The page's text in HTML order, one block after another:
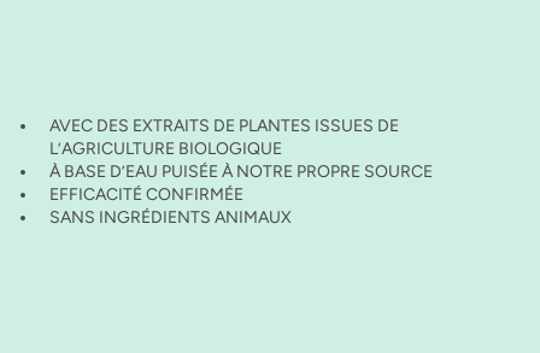
AVEC DES EXTRAITS DE PLANTES ISSUES DE
L’AGRICULTURE BIOLOGIQUE
À BASE D’EAU PUISÉE À NOTRE PROPRE SOURCE
EFFICACITÉ CONFIRMÉE
SANS INGRÉDIENTS ANIMAUX